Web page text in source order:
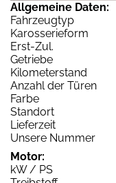
Allgemeine Daten:
Fahrzeugtyp
Karosserieform
Erst-Zul.
Getriebe
Kilometerstand
Anzahl der Türen
Farbe
Standort
Lieferzeit
Unsere Nummer
Motor:
kW / PS